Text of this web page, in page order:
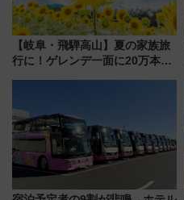
【岐阜・飛騨高山】夏の家族旅
行に！ゲレンデ一面に20万本の